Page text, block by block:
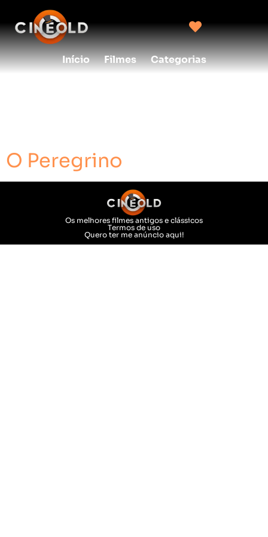
Início Filmes Categorias
O Peregrino
Os melhores filmes antigos e clássicos
Termos de uso
Quero ter me anúncio aqui!